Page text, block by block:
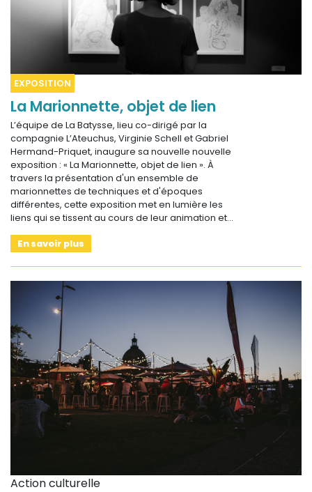
EXPOSITION
La Marionnette, objet de lien
L’équipe de La Batysse, lieu co-dirigé par la
compagnie L’Ateuchus, Virginie Schell et Gabriel
Hermand-Priquet, inaugure sa nouvelle nouvelle
exposition : « La Marionnette, objet de lien ». À
travers la présentation d'un ensemble de
marionnettes de techniques et d'époques
différentes, cette exposition met en lumière les
liens qui se tissent au cours de leur animation et…
En savoir plus
Action culturelle